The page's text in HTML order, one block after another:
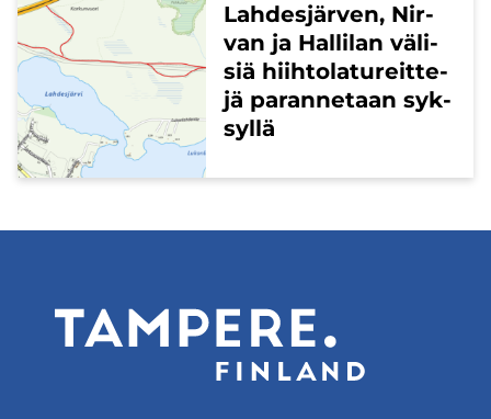
Lah­des­jär­ven, Nir­
van ja Hal­li­lan vä­li­
siä hiih­to­la­tu­reit­te­
jä pa­ran­ne­taan syk­
syl­lä